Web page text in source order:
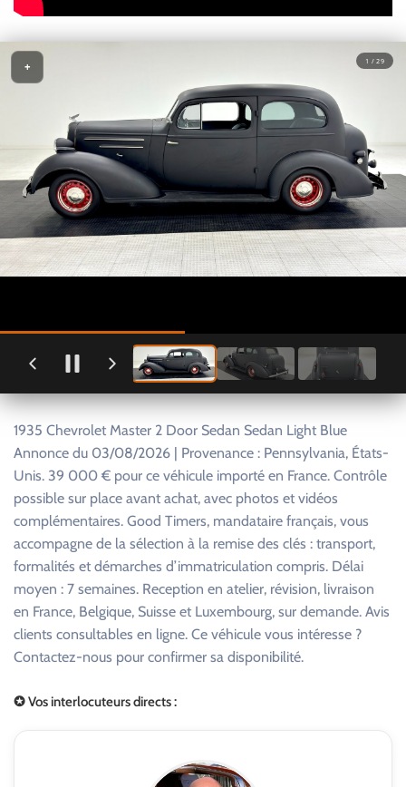
1 / 29
+
1935 Chevrolet Master 2 Door Sedan Sedan Light Blue
Annonce du 03/08/2026 | Provenance : Pennsylvania, États-
Unis. 39 000 € pour ce véhicule importé en France. Contrôle
possible sur place avant achat, avec photos et vidéos
complémentaires. Good Timers, mandataire français, vous
accompagne de la sélection à la remise des clés : transport,
formalités et démarches d’immatriculation compris. Délai
moyen : 7 semaines. Reception en atelier, révision, livraison
en France, Belgique, Suisse et Luxembourg, sur demande. Avis
clients consultables en ligne. Ce véhicule vous intéresse ?
Contactez-nous pour confirmer sa disponibilité.
✪ Vos interlocuteurs directs :